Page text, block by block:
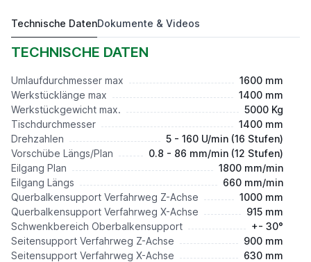
DKM 1600.1.4 K
Preis auf Anfrage*
Technische DatenDokumente & Videos
TECHNISCHE DATEN
Umlaufdurchmesser max
1600 mm
Werkstücklänge max
1400 mm
Werkstückgewicht max.
5000 Kg
Tischdurchmesser
1400 mm
Drehzahlen
5 - 160 U/min (16 Stufen)
Vorschübe Längs/Plan
0.8 - 86 mm/min (12 Stufen)
Eilgang Plan
1800 mm/min
Eilgang Längs
660 mm/min
Querbalkensupport Verfahrweg Z-Achse
1000 mm
Querbalkensupport Verfahrweg X-Achse
915 mm
Schwenkbereich Oberbalkensupport
+- 30°
Seitensupport Verfahrweg Z-Achse
900 mm
Seitensupport Verfahrweg X-Achse
630 mm